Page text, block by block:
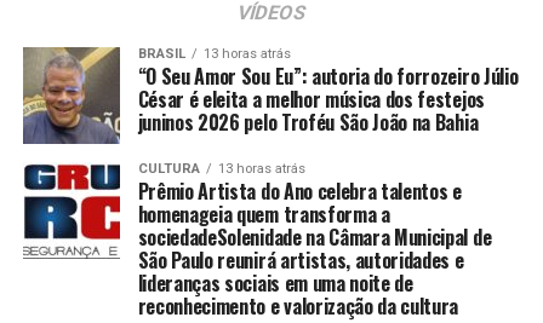
VÍDEOS
BRASIL 13 horas atrás
“O Seu Amor Sou Eu”: autoria do forrozeiro Júlio
César é eleita a melhor música dos festejos
juninos 2026 pelo Troféu São João na Bahia
CULTURA 13 horas atrás
Prêmio Artista do Ano celebra talentos e
homenageia quem transforma a
sociedadeSolenidade na Câmara Municipal de
São Paulo reunirá artistas, autoridades e
lideranças sociais em uma noite de
reconhecimento e valorização da cultura